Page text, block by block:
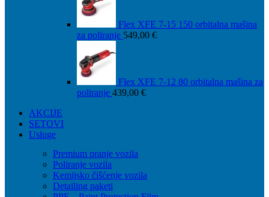
Flex XFE 7-15 150 orbitalna mašina
za poliranje 549,00 €
Flex XFE 7-12 80 orbitalna mašina za
poliranje 439,00 €
AKCIJE
SETOVI
Usluge
Premium pranje vozila
Poliranje vozila
Kemijsko čišćenje vozila
Detailing paketi